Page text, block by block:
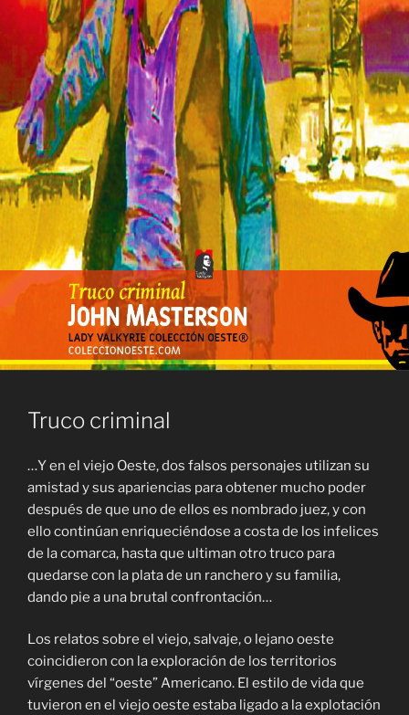
Truco criminal
…Y en el viejo Oeste, dos falsos personajes utilizan su
amistad y sus apariencias para obtener mucho poder
después de que uno de ellos es nombrado juez, y con
ello continúan enriqueciéndose a costa de los infelices
de la comarca, hasta que ultiman otro truco para
quedarse con la plata de un ranchero y su familia,
dando pie a una brutal confrontación…
Los relatos sobre el viejo, salvaje, o lejano oeste
coincidieron con la exploración de los territorios
vírgenes del “oeste” Americano. El estilo de vida que
tuvieron en el viejo oeste estaba ligado a la explotación